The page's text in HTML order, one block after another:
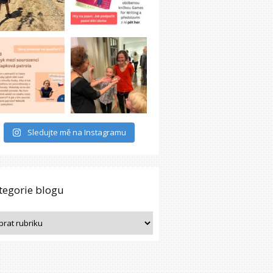
Sledujte mě na Instagramu
blogu